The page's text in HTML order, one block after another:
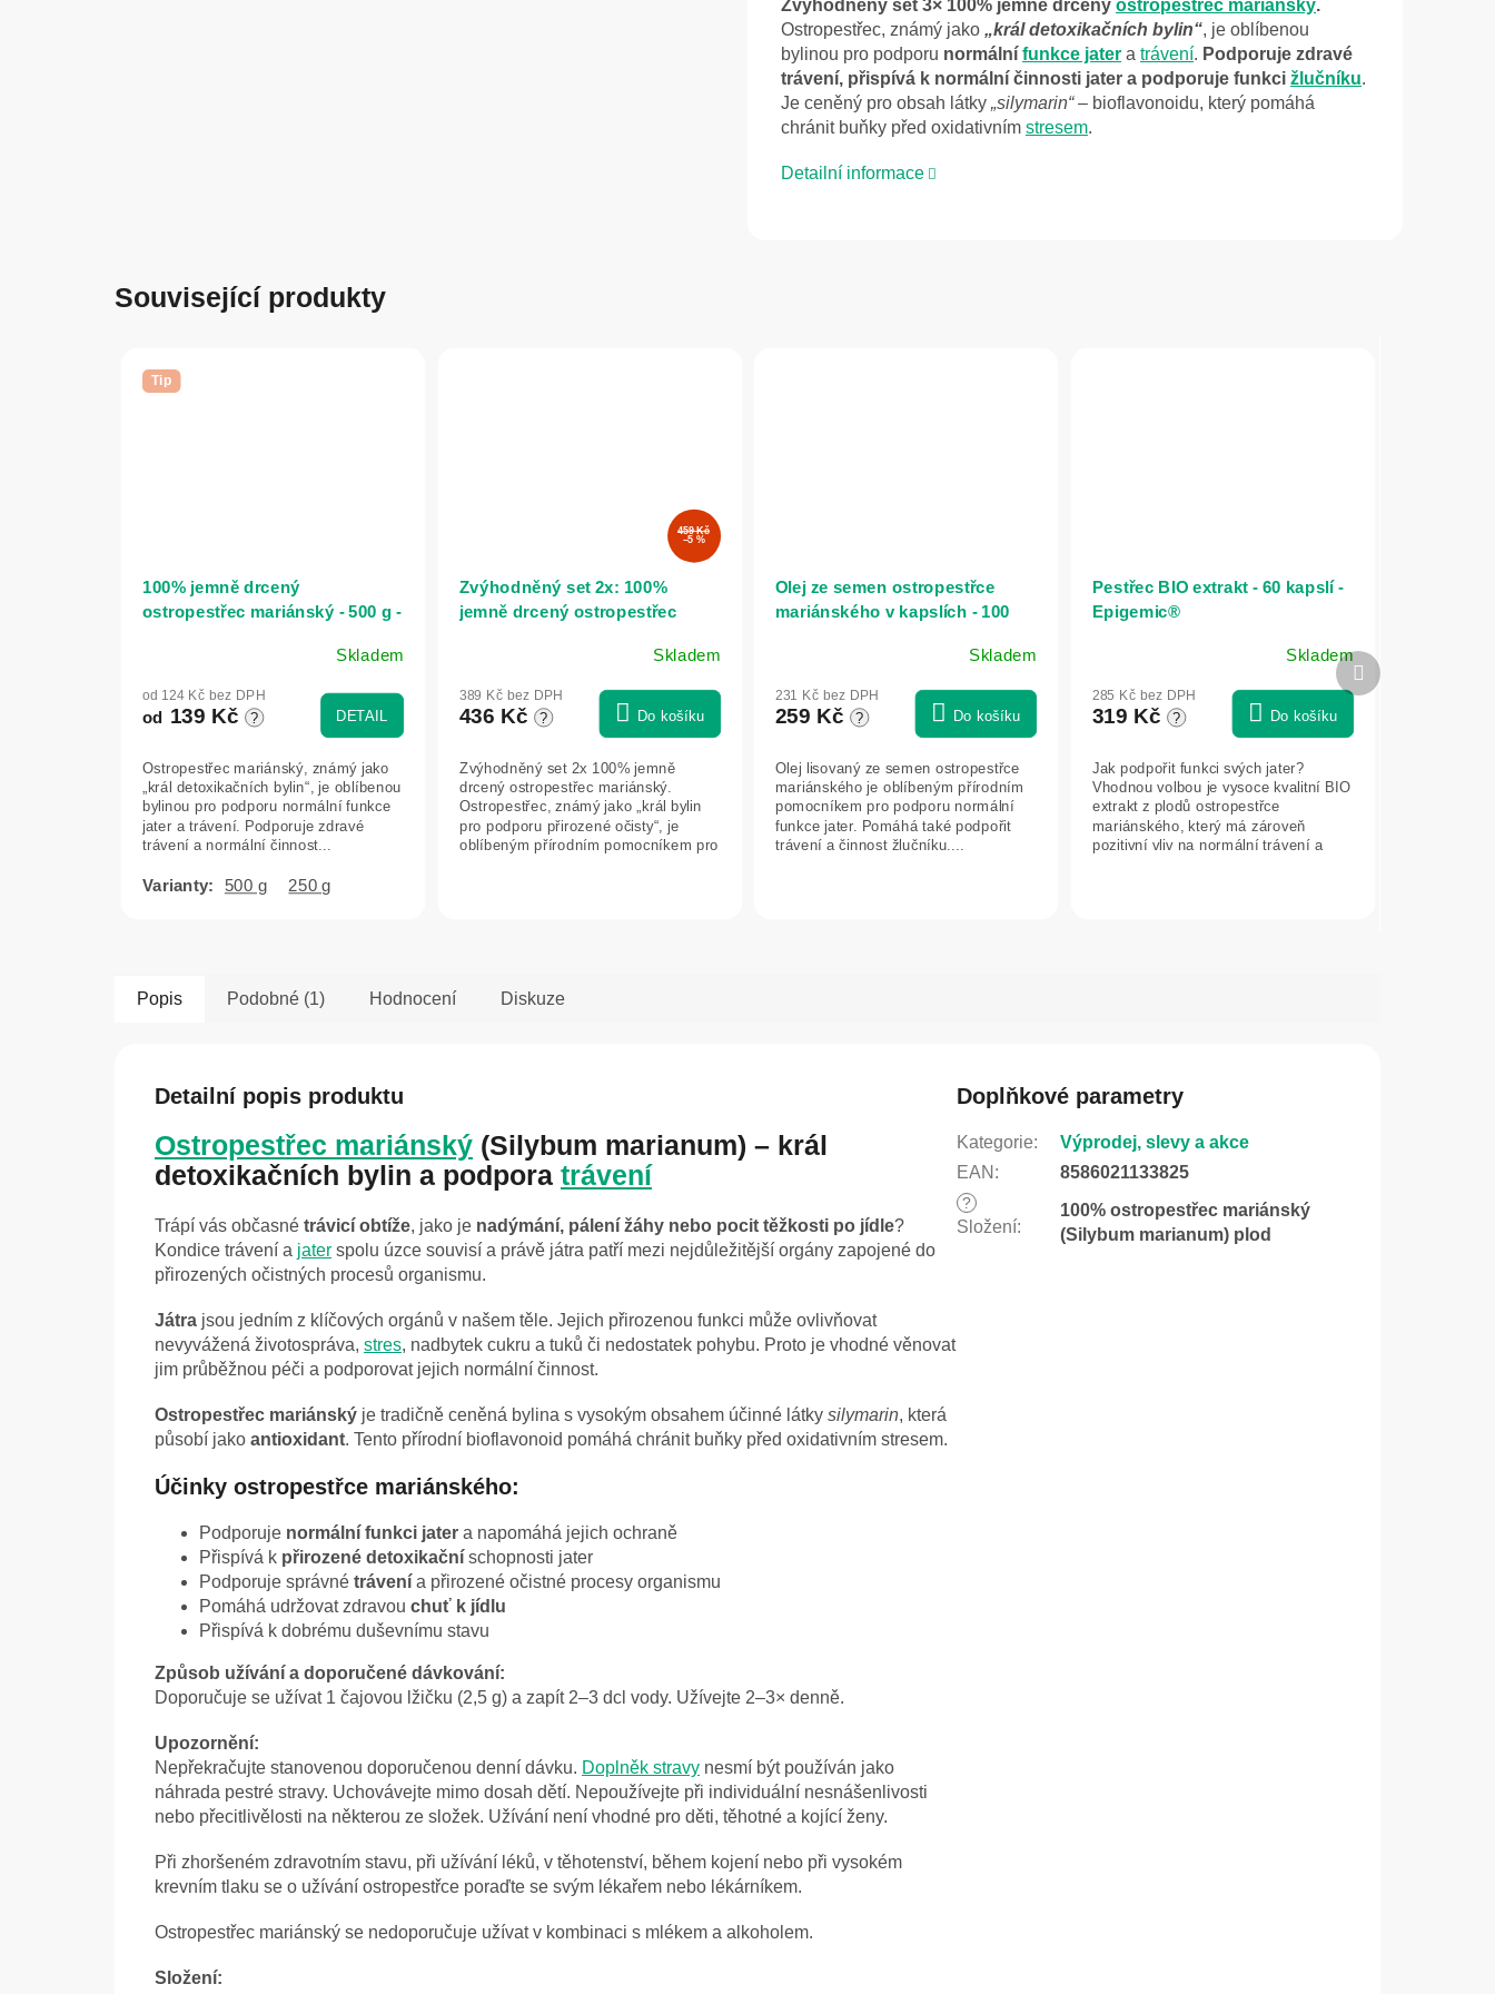
Zvýhodněný set 3× 100% jemně drcený ostropestřec mariánský.
Ostropestřec, známý jako „král detoxikačních bylin“, je oblíbenou
bylinou pro podporu normální funkce jater a trávení. Podporuje zdravé
trávení, přispívá k normální činnosti jater a podporuje funkci žlučníku.
Je ceněný pro obsah látky „silymarin“– bioflavonoidu, který pomáhá
chránit buňky před oxidativním stresem.
Detailní informace
Související produkty
Tip
100% jemně drcený
ostropestřec mariánský - 500 g -
produktu
je
z
5
hvězdiček.
Skladem
od 124 Kč bez DPH
od 139 Kč ? DETAIL
Ostropestřec mariánský, známý jako
„král detoxikačních bylin“, je oblíbenou
bylinou pro podporu normální funkce
jater a trávení. Podporuje zdravé
trávení a normální činnost...
500 g 250 g
459 Kč
–5 %
Zvýhodněný set 2x: 100%
jemně drcený ostropestřec
Skladem
389 Kč bez DPH
436 Kč ? Do košíku
Zvýhodněný set 2x 100% jemně
drcený ostropestřec mariánský.
Ostropestřec, známý jako „král bylin
pro podporu přirozené očisty“, je
oblíbeným přírodním pomocníkem pro
Olej ze semen ostropestřce
mariánského v kapslích - 100
Skladem
231 Kč bez DPH
259 Kč ? Do košíku
Olej lisovaný ze semen ostropestřce
mariánského je oblíbeným přírodním
pomocníkem pro podporu normální
funkce jater. Pomáhá také podpořit
trávení a činnost žlučníku....
Pestřec BIO extrakt - 60 kapslí -
Epigemic®
Skladem
285 Kč bez DPH
319 Kč ? Do košíku
Jak podpořit funkci svých jater?
Vhodnou volbou je vysoce kvalitní BIO
extrakt z plodů ostropestřce
mariánského, který má zároveň
pozitivní vliv na normální trávení a
Další
produkt
Popis Podobné (1) Hodnocení Diskuze
Detailní popis produktu
Ostropestřec mariánský (Silybum marianum) – král
detoxikačních bylin a podpora trávení
Trápí vás občasné trávicí obtíže, jako je nadýmání, pálení žáhy nebo pocit těžkosti po jídle?
Kondice trávení a jater spolu úzce souvisí a právě játra patří mezi nejdůležitější orgány zapojené do
přirozených očistných procesů organismu.
Játra jsou jedním z klíčových orgánů v našem těle. Jejich přirozenou funkci může ovlivňovat
nevyvážená životospráva, stres, nadbytek cukru a tuků či nedostatek pohybu. Proto je vhodné věnovat
jim průběžnou péči a podporovat jejich normální činnost.
Ostropestřec mariánský je tradičně ceněná bylina s vysokým obsahem účinné látky silymarin, která
působí jako antioxidant. Tento přírodní bioflavonoid pomáhá chránit buňky před oxidativním stresem.
Účinky ostropestřce mariánského:
Podporuje normální funkci jater a napomáhá jejich ochraně
Přispívá k přirozené detoxikační schopnosti jater
Podporuje správné trávení a přirozené očistné procesy organismu
Pomáhá udržovat zdravou chuť k jídlu
Přispívá k dobrému duševnímu stavu
Způsob užívání a doporučené dávkování:
Doporučuje se užívat 1 čajovou lžičku (2,5 g) a zapít 2–3 dcl vody. Užívejte 2–3× denně.
Upozornění:
Nepřekračujte stanovenou doporučenou denní dávku. Doplněk stravy nesmí být používán jako
náhrada pestré stravy. Uchovávejte mimo dosah dětí. Nepoužívejte při individuální nesnášenlivosti
nebo přecitlivělosti na některou ze složek. Užívání není vhodné pro děti, těhotné a kojící ženy.
Při zhoršeném zdravotním stavu, při užívání léků, v těhotenství, během kojení nebo při vysokém
krevním tlaku se o užívání ostropestřce poraďte se svým lékařem nebo lékárníkem.
Ostropestřec mariánský se nedoporučuje užívat v kombinaci s mlékem a alkoholem.
Složení:
Doplňkové parametry
Kategorie:
Výprodej, slevy a akce
EAN : 8586021133825
?
Složení:
100% ostropestřec mariánský
(Silybum marianum) plod